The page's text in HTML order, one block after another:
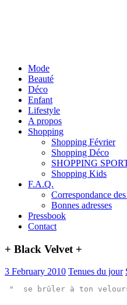
Mode
Beauté
Déco
Enfant
Lifestyle
A propos
Shopping
Shopping Février
Shopping Déco
SHOPPING
Shopping Kids
F.A.Q.
Correspondance
Bonnes adresses
Pressbook
Contact
+ Black Velvet +
3 February 2010 Tenues du jour
"  se brûler à ton